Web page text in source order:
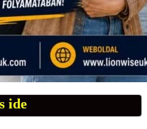
ide